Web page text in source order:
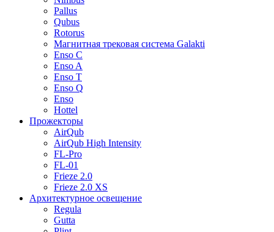
Pallus
Qubus
Rotorus
Mагнитная трековая система Galakti
Enso C
Enso A
Enso T
Enso Q
Enso
Hottel
Прожекторы
AirQub
AirQub High Intensity
FL-Pro
FL-01
Frieze 2.0
Frieze 2.0 XS
Архитектурное освещение
Regula
Gutta